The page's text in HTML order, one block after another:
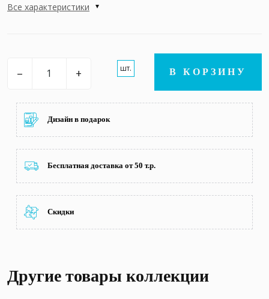
Все характеристики
– + шт. В КОРЗИНУ
Дизайн в подарок
Бесплатная доставка от 50 т.р.
Скидки
Другие товары коллекции